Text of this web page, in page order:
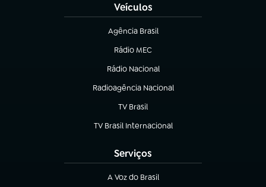
Veículos
Agência Brasil
(abre em nova aba)
Rádio MEC
(abre em nova aba)
Rádio Nacional
Radioagência Nacional
(abre em nova aba)
TV Brasil
(abre em nova aba)
TV Brasil Internacional
(abre em nova aba)
Serviços
A Voz do Brasil
(abre em nova aba)